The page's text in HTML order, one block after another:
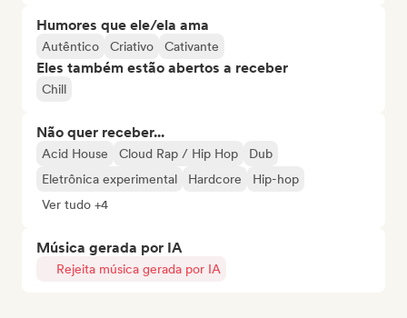
Humores que ele/ela ama
Autêntico Criativo Cativante
Eles também estão abertos a receber
Chill
Não quer receber...
Acid House Cloud Rap / Hip Hop
Dub
Eletrônica experimental
Hardcore
Hip-hop
Ver tudo +4
Música gerada por IA
Rejeita música gerada por IA